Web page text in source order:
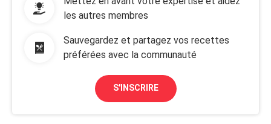
les autres membres
Sauvegardez et partagez vos recettes
préférées avec la communauté
S'INSCRIRE